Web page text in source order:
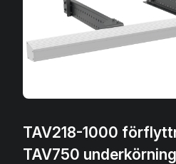
TAV218-1000
TAV750